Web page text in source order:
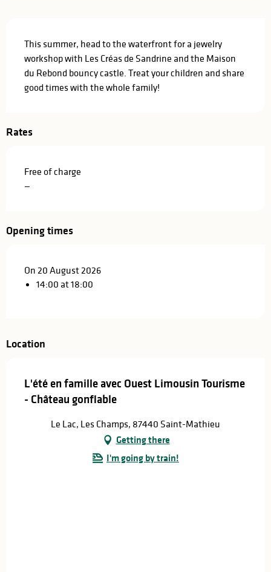
This summer, head to the waterfront for a jewelry
workshop with Les Créas de Sandrine and the Maison
du Rebond bouncy castle. Treat your children and share
good times with the whole family!
Rates
Free of charge
—
Opening times
On 20 August 2026
14:00 at 18:00
Location
L'été en famille avec Ouest Limousin Tourisme
- Château gonflable
Le Lac, Les Champs, 87440 Saint-Mathieu
Getting there
I'm going by train!